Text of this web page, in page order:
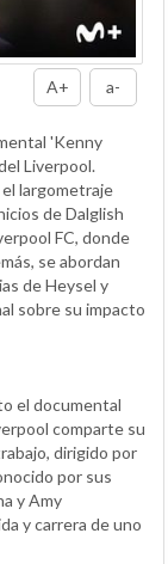
A+ a-
'Kenny
Liverpool.
largometraje
de Dalglish
FC, donde
se abordan
de Heysel y
sobre su impacto
el documental
comparte su
dirigido por
por sus
y Amy
y carrera de uno